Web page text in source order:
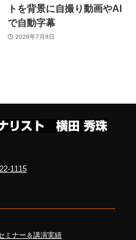
トを背景に自撮り動画やAI
で自動字幕
2026年7月8日
1115
ミナー＆講演実績